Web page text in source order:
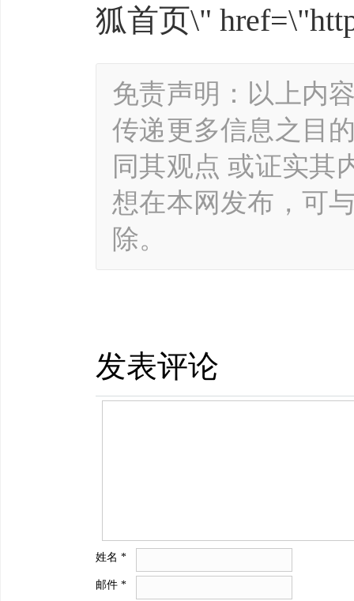
狐首页\"
免责声明：以上内
传递更多信息之目
同其观点 或证实其
想在本网发布，可
除。
发表评论
姓名 *
邮件 *